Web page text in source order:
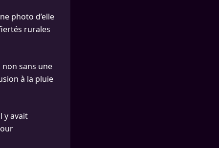
photo d’elle
rurales
non sans une
à la pluie
y avait